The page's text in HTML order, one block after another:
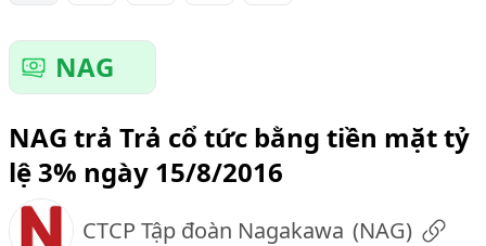
NAG
NAG trả Trả cổ tức bằng tiền mặt tỷ
lệ 3% ngày 15/8/2016
CTCP Tập đoàn Nagakawa (NAG)